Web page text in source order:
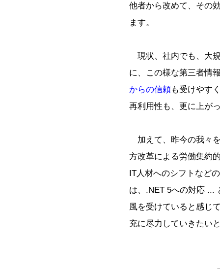
他者から改めて、その
ます。
現状、社内でも、大
に、この様な第三者情
からの信頼も受けやす
再利用性も、更に上が
加えて、昨今の我々
方改革による労働集約
IT人材へのシフトなど
は、.NET 5への対応 ...
風を受けていると感じ
充に尽力していきたい